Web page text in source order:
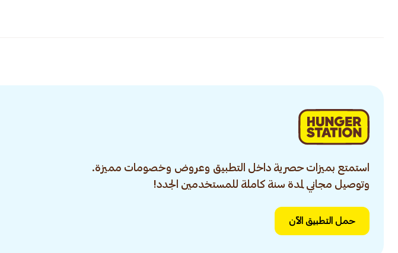
استمتع بميزات حصرية داخل التطبيق وعروض وخصومات مميزة.
وتوصيل مجاني لمدة سنة كاملة للمستخدمين الجدد!
حمل التطبيق الآن